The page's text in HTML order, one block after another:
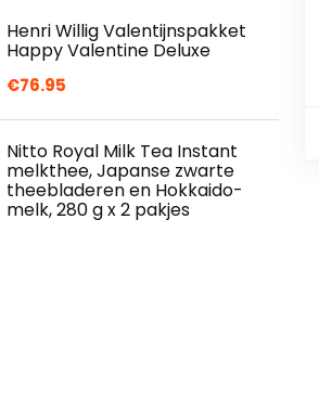
Henri Willig Valentijnspakket
Happy Valentine Deluxe
€76.95
Nitto Royal Milk Tea Instant
melkthee, Japanse zwarte
theebladeren en Hokkaido-
melk, 280 g x 2 pakjes